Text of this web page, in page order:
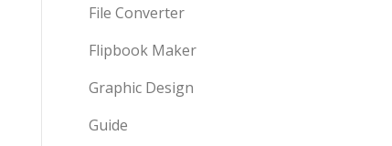
File Converter
Flipbook Maker
Graphic Design
Guide